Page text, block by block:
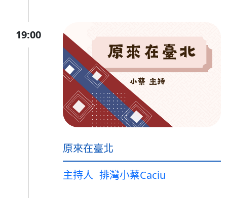
19:00
原來在臺北
主持人 排灣小蔡Caciu